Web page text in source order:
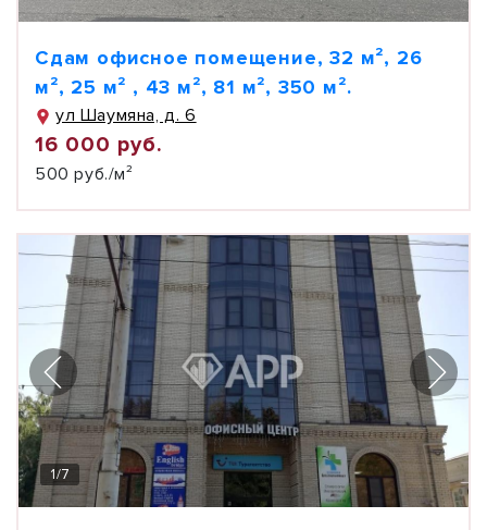
Сдам офисное помещение, 32 м², 26
м², 25 м² , 43 м², 81 м², 350 м².
ул Шаумяна, д. 6
16 000 руб.
500 руб./м²
1/7